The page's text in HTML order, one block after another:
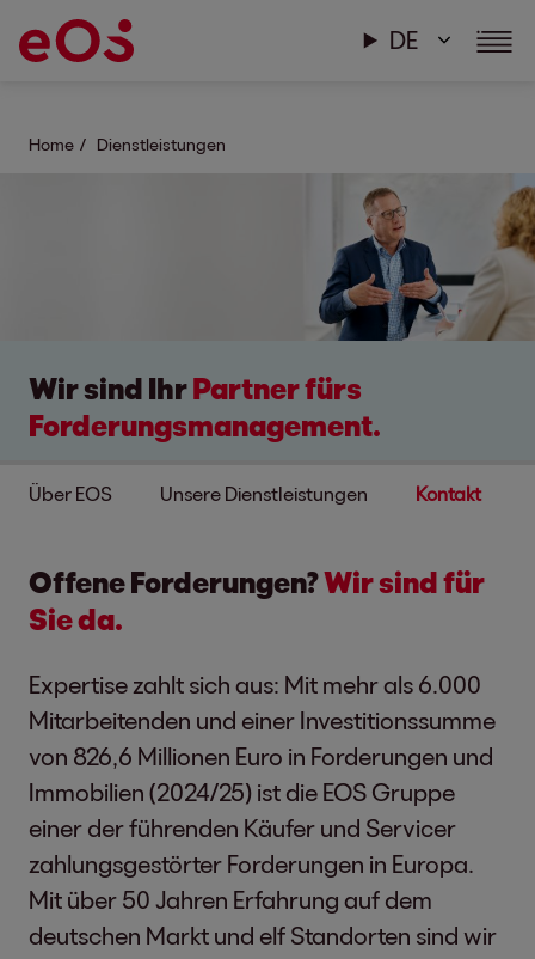
DE
Home Dienstleistungen
Wir sind IhrPartner fürs
Forderungs­management.
Über EOS Unsere Dienstleistungen Kontakt
Offene Forderungen?Wir sind für
Sie da.
Expertise zahlt sich aus: Mit mehr als 6.000
Mitarbeitenden und einer Investitionssumme
von 826,6 Millionen Euro in Forderungen und
Immobilien (2024/25) ist die EOS Gruppe
einer der führenden Käufer und Servicer
zahlungsgestörter Forderungen in Europa.
Mit über 50 Jahren Erfahrung auf dem
deutschen Markt und elf Standorten sind wir